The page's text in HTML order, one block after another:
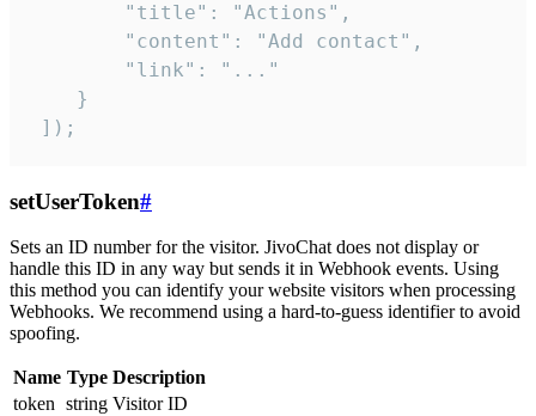
        "title": "Actions",
        "content": "Add contact",
        "link": "..."
    }
]);
setUserToken#
Sets an ID number for the visitor. JivoChat does not display or
handle this ID in any way but sends it in Webhook events. Using
this method you can identify your website visitors when processing
Webhooks. We recommend using a hard-to-guess identifier to avoid
spoofing.
Name Type Description
token string Visitor ID